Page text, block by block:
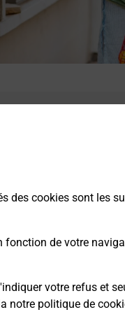
des cookies sont les
fonction de votre
votre refus et
notre politique de